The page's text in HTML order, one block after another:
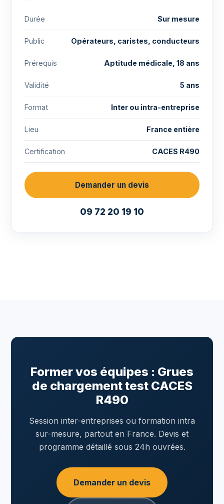
Durée Sur mesure
Public Opérateurs, caristes, conducteurs
Prérequis Aptitude médicale, 18 ans
Validité 5 ans
Format Inter ou intra-entreprise
Lieu France entière
Certification CACES R490
Demander un devis
09 72 20 19 10
Former vos équipes : Grues
de chargement test CACES
R490
Session inter-entreprises ou formation intra
sur-mesure, partout en France. Devis et
programme détaillé sous 24h ouvrées.
Demander un devis